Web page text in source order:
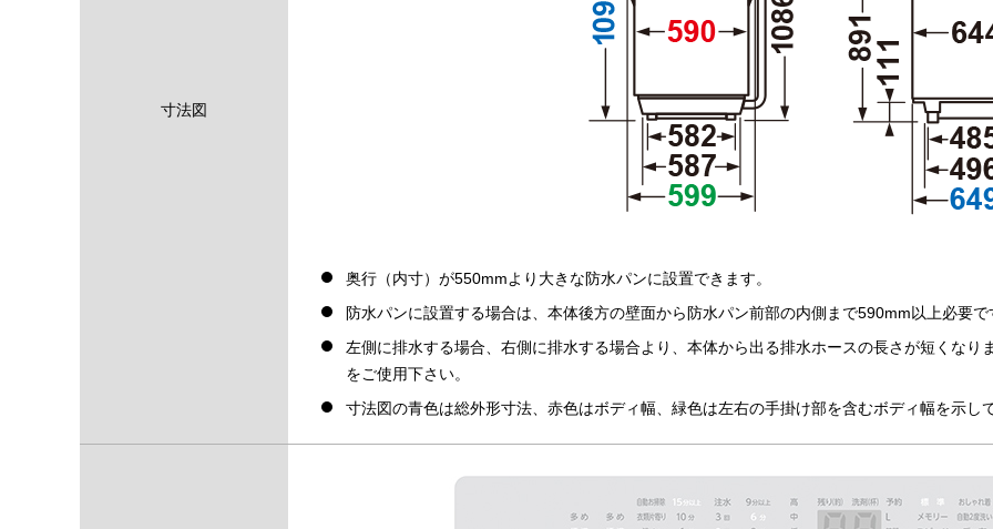
寸法図
奥行（内寸）が550mmより大きな防水パンに設置できます。
防水パンに設置する場合は、本体後方の壁面から防水パン前部の内側まで590mm以上必要で
左側に排水する場合、右側に排水する場合より、本体から出る排水ホースの長さが短くな
をご使用下さい。
寸法図の青色は総外形寸法、赤色はボディ幅、緑色は左右の手掛け部を含むボディ幅を示し